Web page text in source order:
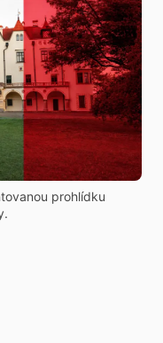
prohlídku